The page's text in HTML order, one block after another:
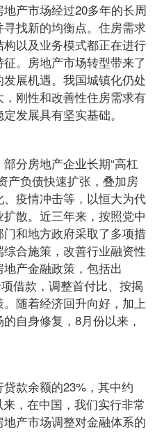
产市场经过20多年的长周
找新的均衡点。住房需求
以及业务模式都正在进行
。房地产市场转型带来了
展机遇。我国城镇化仍处
刚性和改善性住房需求有
发展具有坚实基础。
分房地产企业长期“高杠
产负债快速扩张，叠加房
疫情冲击等，以恒大为代
散。近三年来，按照党中
和地方政府采取了多项措
合施策，改善行业融资性
产金融政策，包括出
借款，调整首付比、按揭
随着经济回升向好，加上
自身修复，8月份以来，
款余额的23%，其中约
，在中国，我们实行非常
产市场调整对金融体系的